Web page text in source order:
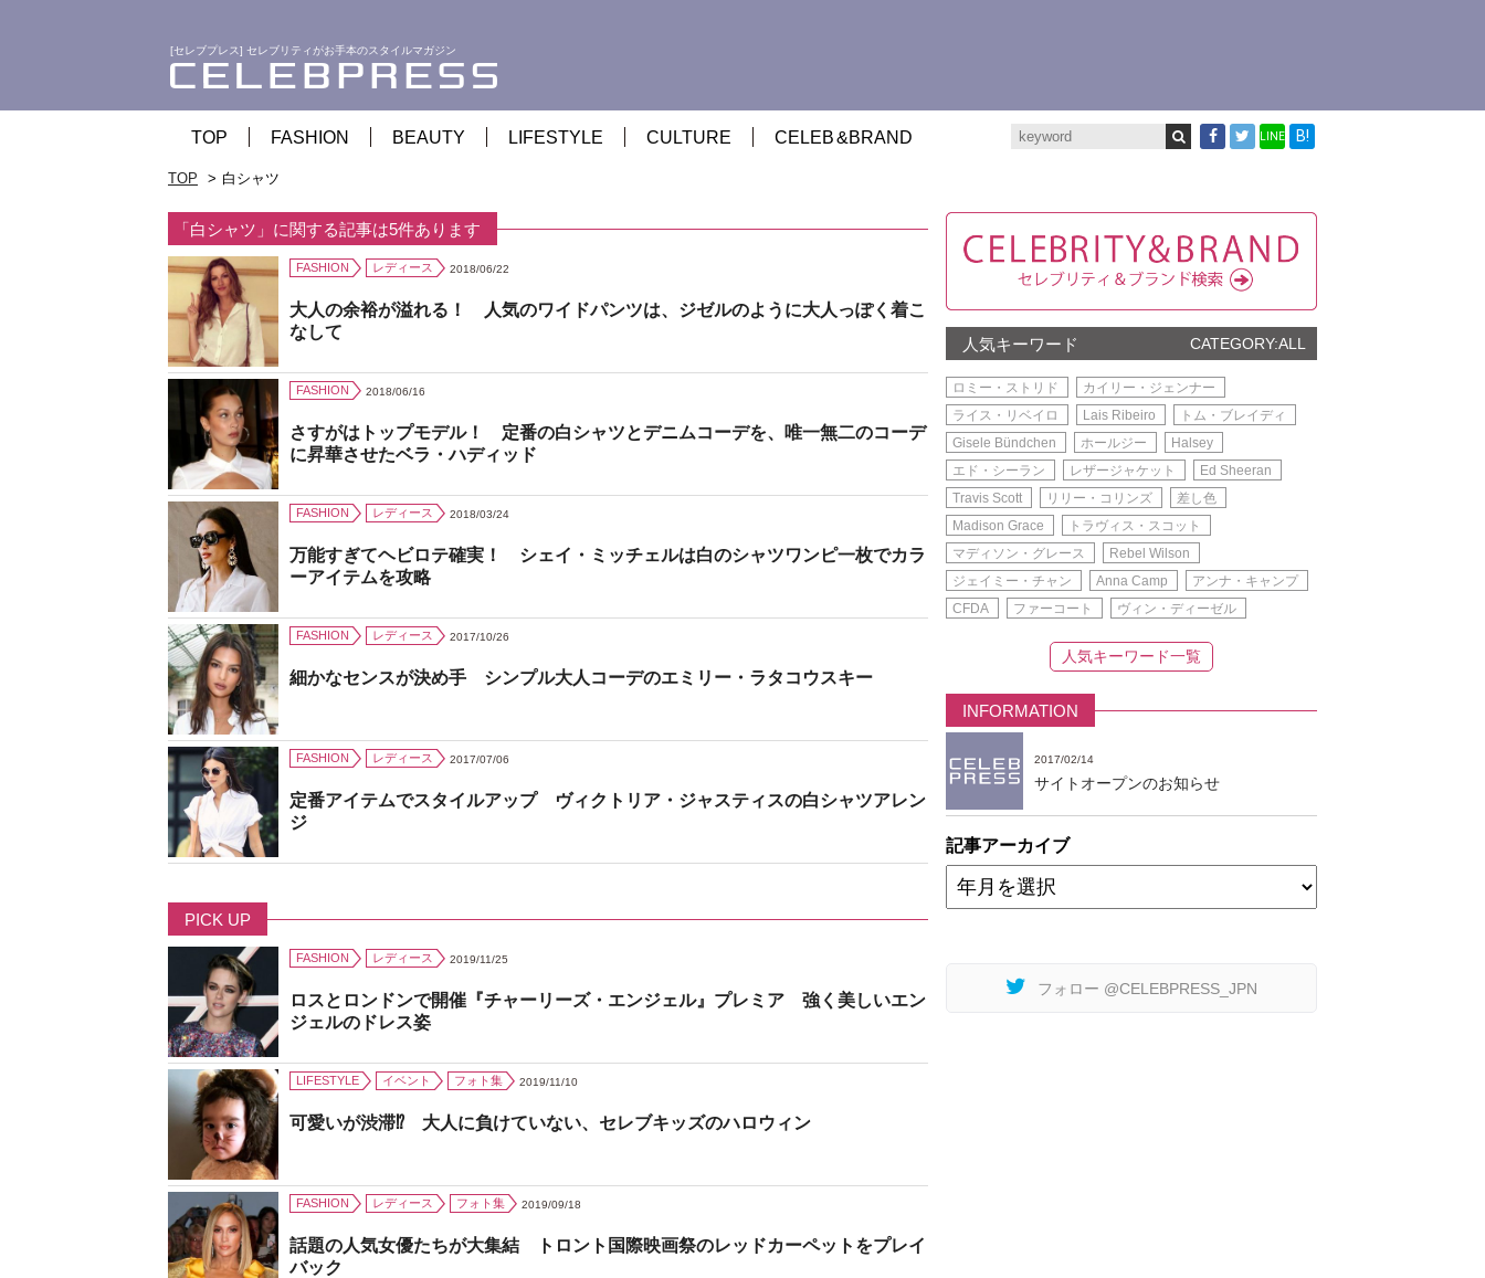
[セレブプレス] セレブリティがお手本のスタイルマガジン
TOP FASHION BEAUTY LIFESTYLE CULTURE CELEB&BRAND LINE B!
TOP 白シャツ
「白シャツ」に関する記事は5件あります
FASHION レディース 2018/06/22
大人の余裕が溢れる！ 人気のワイドパンツは、ジゼルのように大人っぽく着こ
なして
FASHION 2018/06/16
さすがはトップモデル！ 定番の白シャツとデニムコーデを、唯一無二のコーデ
に昇華させたベラ・ハディッド
FASHION レディース 2018/03/24
万能すぎてヘビロテ確実！ シェイ・ミッチェルは白のシャツワンピ一枚でカラ
ーアイテムを攻略
FASHION レディース 2017/10/26
細かなセンスが決め手 シンプル大人コーデのエミリー・ラタコウスキー
FASHION レディース 2017/07/06
定番アイテムでスタイルアップ ヴィクトリア・ジャスティスの白シャツアレン
ジ
PICK UP
FASHION レディース 2019/11/25
ロスとロンドンで開催『チャーリーズ・エンジェル』プレミア 強く美しいエン
ジェルのドレス姿
LIFESTYLE イベント フォト集 2019/11/10
可愛いが渋滞⁉ 大人に負けていない、セレブキッズのハロウィン
FASHION レディース フォト集 2019/09/18
話題の人気女優たちが大集結 トロント国際映画祭のレッドカーペットをプレイ
バック
人気キーワード CATEGORY:ALL
ロミー・ストリド
カイリー・ジェンナー
ライス・リベイロ
Lais Ribeiro
トム・ブレイディ
Gisele Bündchen
ホールジー
Halsey
エド・シーラン
レザージャケット
Ed Sheeran
Travis Scott
リリー・コリンズ
差し色
Madison Grace
トラヴィス・スコット
マディソン・グレース
Rebel Wilson
ジェイミー・チャン
Anna Camp
アンナ・キャンプ
CFDA
ファーコート ヴィン・ディーゼル
人気キーワード一覧
INFORMATION
2017/02/14
サイトオープンのお知らせ
記事アーカイブ
フォロー @CELEBPRESS_JPN